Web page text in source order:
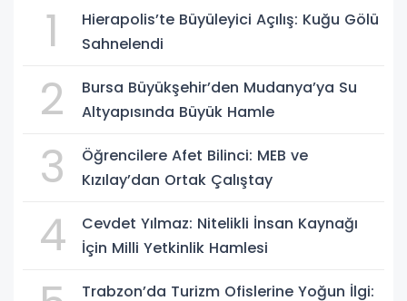
1
Hierapolis’te Büyüleyici Açılış: Kuğu Gölü
Sahnelendi
2
Bursa Büyükşehir’den Mudanya’ya Su
Altyapısında Büyük Hamle
3
Öğrencilere Afet Bilinci: MEB ve
Kızılay’dan Ortak Çalıştay
4
Cevdet Yılmaz: Nitelikli İnsan Kaynağı
İçin Milli Yetkinlik Hamlesi
Trabzon’da Turizm Ofislerine Yoğun İlgi: